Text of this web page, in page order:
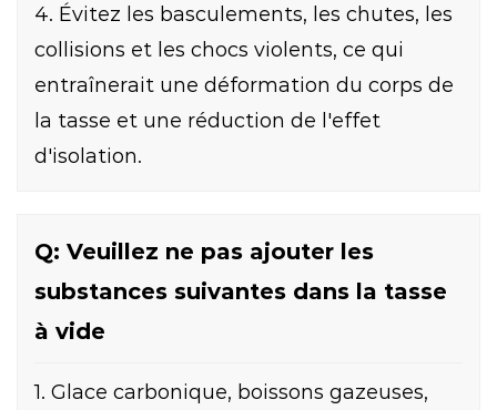
4. Évitez les basculements, les chutes, les
collisions et les chocs violents, ce qui
entraînerait une déformation du corps de
la tasse et une réduction de l'effet
d'isolation.
Q: Veuillez ne pas ajouter les
substances suivantes dans la tasse
à vide
1. Glace carbonique, boissons gazeuses,